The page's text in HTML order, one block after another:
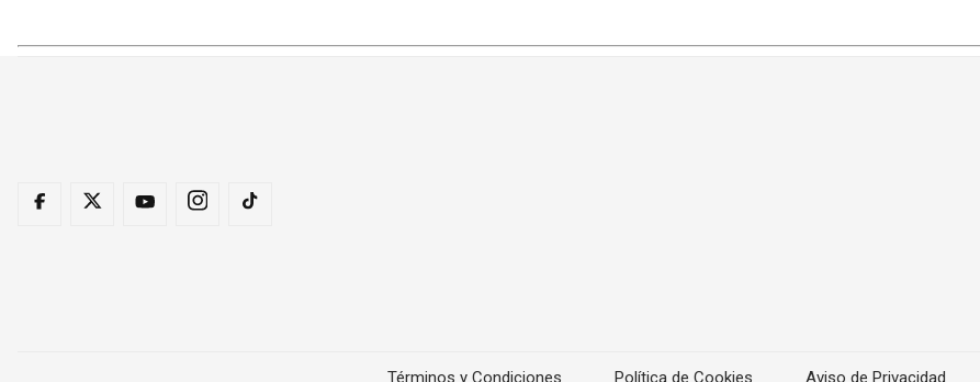
Términos y Condiciones Política de Cookies Aviso de Privacidad